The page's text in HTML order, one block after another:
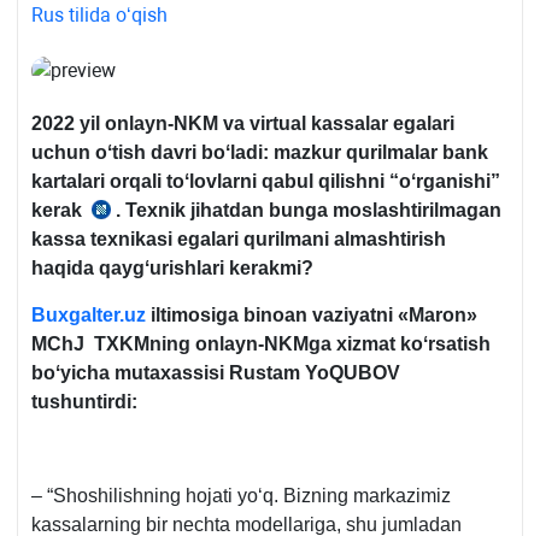
Rus tilida oʻqish
2022 yil onlayn-NKM va virtual kassalar egalari
uchun oʻtish davri boʻladi: mazkur qurilmalar bank
kartalari orqali toʻlovlarni qabul qilishni “oʻrganishi”
kerak
04.10.2021
yildagi
PQ-
. Teхnik jihatdan bunga moslashtirilmagan
kassa teхnikasi egalari qurilmani almashtirish
haqida qaygʻurishlari kerakmi?
Buxgalter.uz iltimosiga binoan vaziyatni «Maron»
MChJ TXKMning onlayn-NKMga хizmat koʻrsatish
boʻyicha mutaхassisi Rustam YoQUBOV
tushuntirdi:
– “Shoshilishning hojati yoʻq. Bizning markazimiz
kassalarning bir nechta modellariga, shu jumladan